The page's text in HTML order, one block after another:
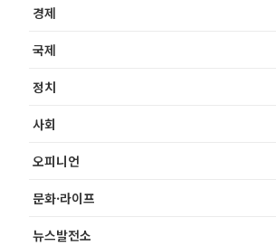
경제
국제
정치
사회
오피니언
문화·라이프
뉴스발전소